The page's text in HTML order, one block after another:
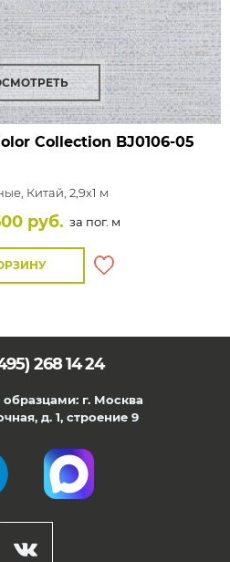
Collection BJ0106-05
Китай, 2,9x1 м
руб. за пог. м
268 14 24
г. Москва
д. 1, строение 9